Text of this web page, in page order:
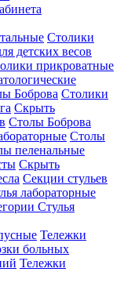
Столики
детских весов
прикроватные
Боброва Столики
Скрыть
Столы Боброва
Столы
пеленальные
Скрыть
Секции стульев
лабораторные
Стулья
Тележки
больных
Тележки